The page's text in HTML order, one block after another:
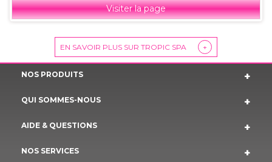
Visiter la page
EN SAVOIR PLUS SUR TROPIC SPA +
NOS PRODUITS
QUI SOMMES-NOUS
AIDE & QUESTIONS
NOS SERVICES